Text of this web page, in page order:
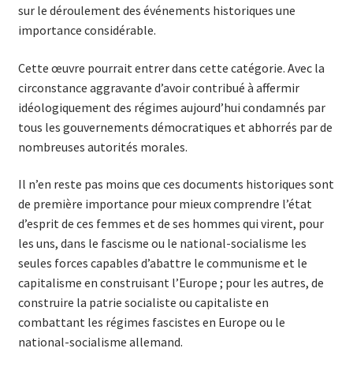
sur le déroulement des événements historiques une
importance considérable.
Cette œuvre pourrait entrer dans cette catégorie. Avec la
circonstance aggravante d’avoir contribué à affermir
idéologiquement des régimes aujourd’hui con­damnés par
tous les gouvernements démocratiques et abhorrés par de
nombreuses autorités morales.
Il n’en reste pas moins que ces documents historiques sont
de première importance pour mieux comprendre l’état
d’esprit de ces femmes et de ses hommes qui virent, pour
les uns, dans le fascisme ou le national-socialisme les
seules forces capables d’abattre le communisme et le
capitalisme en construisant l’Europe ; pour les autres, de
construire la patrie socialiste ou capitaliste en
combattant les régimes fascistes en Europe ou le
national-socialisme allemand.